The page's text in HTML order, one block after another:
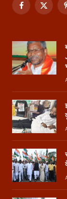
Facebook
X